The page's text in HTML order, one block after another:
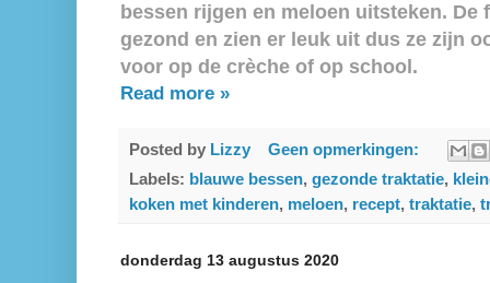
bessen rijgen en meloen uitsteken.
gezond en zien er leuk uit dus ze zijn
voor op de crèche of op school.
Read more »
Posted by Lizzy
Geen opmerkingen:
Labels: blauwe bessen, gezonde traktatie,
koken met kinderen, meloen, recept, traktatie,
donderdag 13 augustus 2020